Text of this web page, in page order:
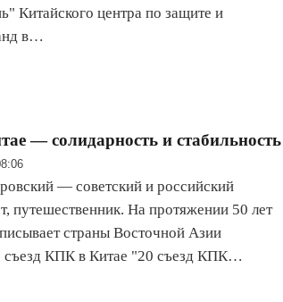
Китайского центра по защите и
в…
— солидарность и стабильность
— советский и российский
путешественник. На протяжении 50 лет
страны Восточной Азии
съезд КПК в Китае "20 съезд КПК…